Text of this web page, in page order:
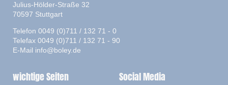
Julius-Hölder-Straße 32
70597 Stuttgart
Telefon 0049 (0)711 / 132 71 - 0
Telefax 0049 (0)711 / 132 71 - 90
E-Mail info@boley.de
wichtige Seiten Social Media